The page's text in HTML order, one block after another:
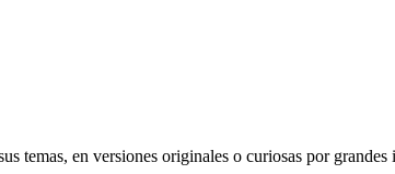
temas, en versiones originales o curiosas por grandes